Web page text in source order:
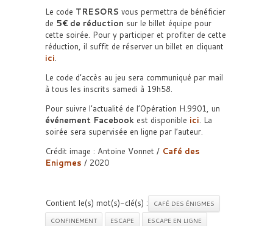
Le code TRESORS vous permettra de bénéficier
de 5€ de réduction sur le billet équipe pour
cette soirée. Pour y participer et profiter de cette
réduction, il suffit de réserver un billet en cliquant
ici.
Le code d’accès au jeu sera communiqué par mail
à tous les inscrits samedi à 19h58.
Pour suivre l’actualité de l’Opération H.9901, un
événement Facebook est disponible ici. La
soirée sera supervisée en ligne par l’auteur.
Crédit image : Antoine Vonnet / Café des
Enigmes / 2020
Contient le(s) mot(s)-clé(s) :
CAFÉ DES ÉNIGMES
CONFINEMENT
ESCAPE
ESCAPE EN LIGNE